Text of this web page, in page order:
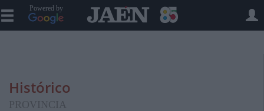
Powered by
Histórico
PROVINCIA